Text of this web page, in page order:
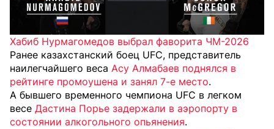
Хабиб Нурмагомедов выбрал фаворита ЧМ-2026
Ранее казахстанский боец UFC, представитель
наилегчайшего веса Асу Алмабаев поднялся в
рейтинге промоушена и занял 7-е место.
А бывшего временного чемпиона UFC в легком
весе Дастина Порье задержали в аэропорту в
состоянии алкогольного опьянения.